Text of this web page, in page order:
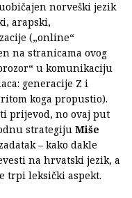
norveški jezik
arapski,
(„online“
na stranicama ovog
u komunikaciju
generacije Z i
koga propustio).
prijevod, no ovaj put
strategiju Miše
– kako dakle
na hrvatski jezik, a
trpi leksički aspekt.